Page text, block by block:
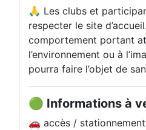
🙏 Les clubs et
respecter le site
comportement portant
l’environnement ou à
pourra faire l’objet de
🟢 Informations à
🚗 accès /